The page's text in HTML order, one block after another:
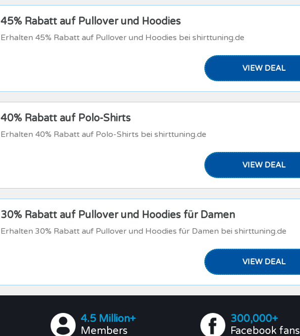
45% Rabatt auf Pullover und Hoodies
Erhalten 45% Rabatt auf Pullover und Hoodies bei shirttuning.de
VIEW DEAL
40% Rabatt auf Polo-Shirts
Erhalten 40% Rabatt auf Polo-Shirts bei shirttuning.de
VIEW DEAL
30% Rabatt auf Pullover und Hoodies für Damen
Erhalten 30% Rabatt auf Pullover und Hoodies für Damen bei shirttuning.de
VIEW DEAL
4.5 Million+
Members
300,000+
Facebook fans